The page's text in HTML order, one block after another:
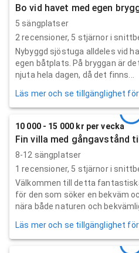
Bo vid havet med egen
5 sängplatser
2 recensioner, 5 stjärnor i
Nybyggd sjöstuga alldeles vid
egen båtplats. På bryggan är
njuta hela dagen, då det finns...
Läs mer och se tillgänglighet
10 000 - 15 000 kr per vecka
Fin villa med gångavstånd
8-12 sängplatser
1 recensioner, 5 stjärnor i
Välkommen till detta
för den som söker en bekväm
nära både naturen och
Läs mer och se tillgänglighet